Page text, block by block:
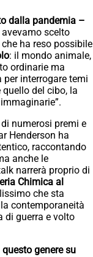
dalla pandemia –
scelto
ha reso possibile
: il mondo animale,
ordinarie ma
per interrogare temi
del cibo, la
numerosi premi e
Henderson ha
raccontando
anche le
narrerà proprio di
Chimica al
che sta
contemporaneità
di guerra e volto
genere su